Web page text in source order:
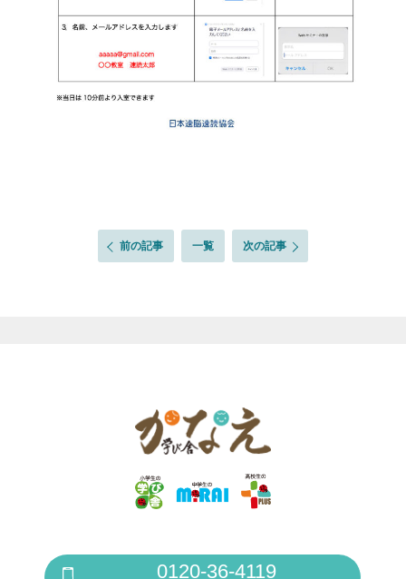
前の記事 一覧 次の記事
0120-36-4119